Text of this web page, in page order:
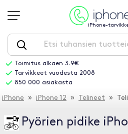
iPhone-
Toimitus alkaen 3.9€
Tarvikkeet vuodesta 2008
850 000 asiakasta
iPhone » iPhone 12 » Telineet »
Pyörien pidike